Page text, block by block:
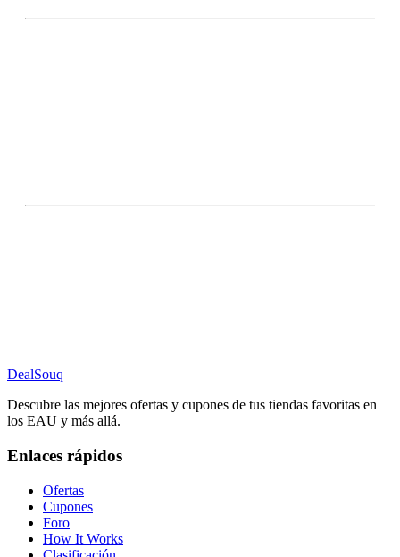
DealSouq
Descubre las mejores ofertas y cupones de tus tiendas favoritas en
los EAU y más allá.
Enlaces rápidos
Ofertas
Cupones
Foro
How It Works